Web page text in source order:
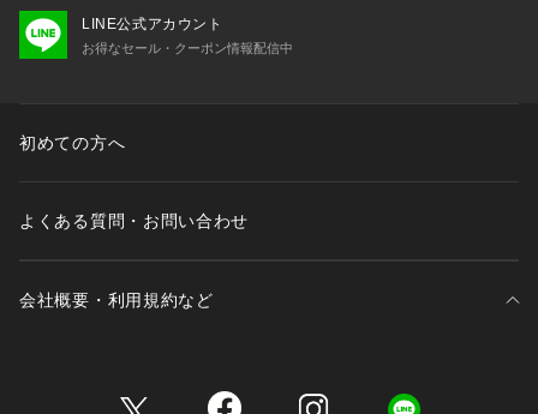
LINE公式アカウント
お得なセール・クーポン情報配信中
初めての方へ
よくある質問・お問い合わせ
会社概要・利用規約など